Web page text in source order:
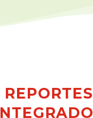
REPORTES
NTEGRADO